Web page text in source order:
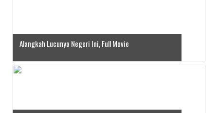
Alangkah Lucunya Negeri Ini, Full Movie